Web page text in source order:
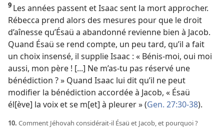
9 Les années passent et Isaac sent la mort approcher.
Rébecca prend alors des mesures pour que le droit
d’aînesse qu’Ésaü a abandonné revienne bien à Jacob.
Quand Ésaü se rend compte, un peu tard, qu’il a fait
un choix insensé, il supplie Isaac : « Bénis-moi, oui moi
aussi, mon père ! [...] Ne m’as-tu pas réservé une
bénédiction ? » Quand Isaac lui dit qu’il ne peut
modifier la bénédiction accordée à Jacob, « Ésaü
él[ève] la voix et se m[et] à pleurer » (Gen. 27:30-38).
10. Comment Jéhovah considérait-il Ésaü et Jacob, et pourquoi ?